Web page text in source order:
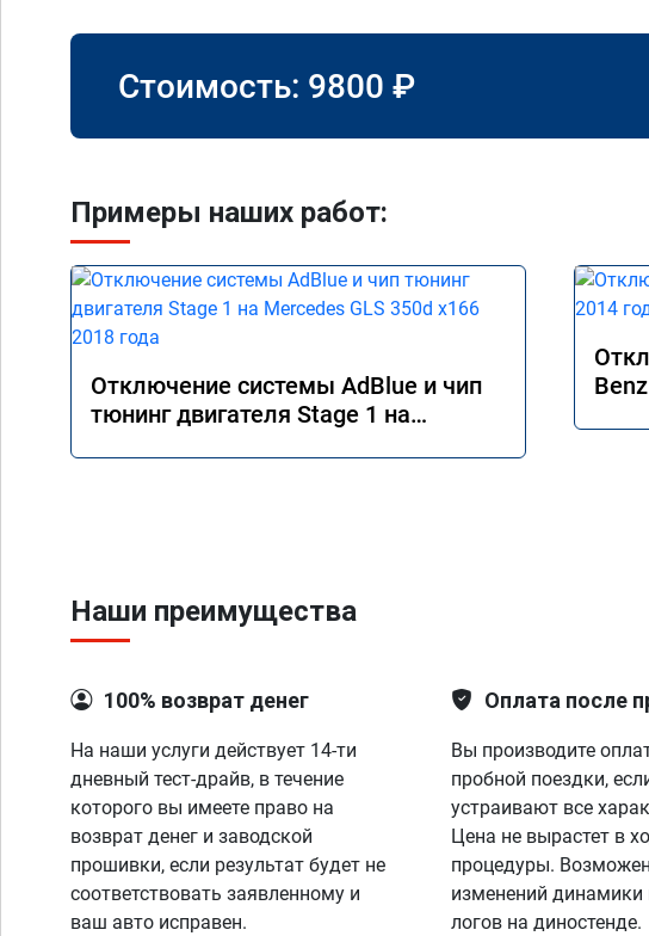
Стоимость: 9800 ₽
Примеры наших работ:
Отключение системы AdBlue и чип
тюнинг двигателя Stage 1 на
Наши преимущества
100% возврат денег
На наши услуги действует 14-ти
дневный тест-драйв, в течение
которого вы имеете право на
возврат денег и заводской
прошивки, если результат будет не
соответствовать заявленному и
ваш авто исправен.
Оплата после
Вы производите
пробной поездки,
устраивают все
Цена не вырастет в
процедуры.
изменений динамики
логов на диностенде.